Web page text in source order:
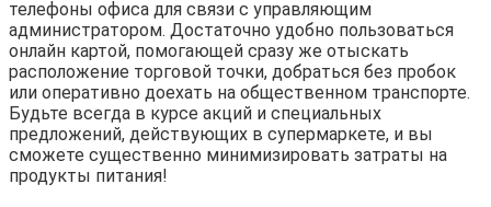
телефоны офиса для связи с управляющим
администратором. Достаточно удобно пользоваться
онлайн картой, помогающей сразу же отыскать
расположение торговой точки, добраться без пробок
или оперативно доехать на общественном транспорте.
Будьте всегда в курсе акций и специальных
предложений, действующих в супермаркете, и вы
сможете существенно минимизировать затраты на
продукты питания!